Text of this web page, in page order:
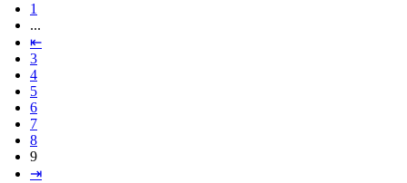
1
...
⇤
3
4
5
6
7
8
9
⇥